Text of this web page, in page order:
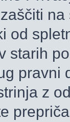
od
starih
pravni
z